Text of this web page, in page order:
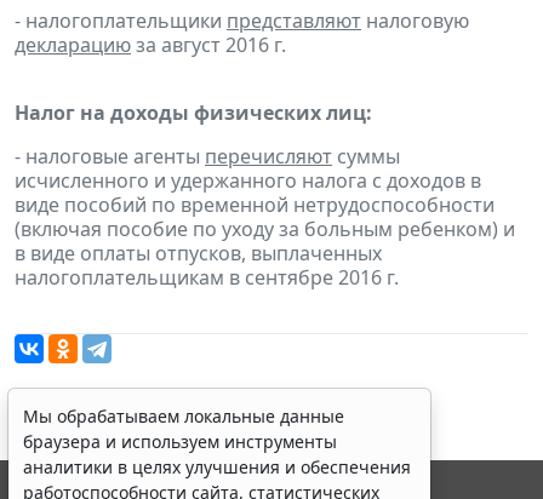
- налогоплательщики представляют налоговую
декларациюза август 2016 г.
Налог на доходы физических лиц:
- налоговые агенты перечисляют суммы
исчисленного и удержанного налога с доходов в
виде пособий по временной нетрудоспособности
(включая пособие по уходу за больным ребенком) и
в виде оплаты отпусков, выплаченных
налогоплательщикам в сентябре 2016 г.
Мы обрабатываем локальные данные
браузера и используем инструменты
аналитики в целях улучшения и обеспечения
работоспособности сайта, статистических